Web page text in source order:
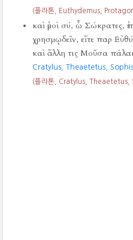
(플라톤, Euthydemus,
καὶ ἐμοὶ σύ, ὦ Σώκρατες,
χρησμῳδεῖν, εἴτε παρ
καὶ ἄλλη τις Μοῦσα πάλαι
Cratylus, Theaetetus,
(플라톤, Cratylus,